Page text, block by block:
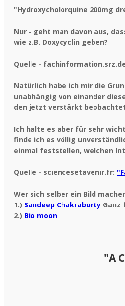
"Hydroxycholorquine 200mg
Nur - geht man davon aus,
wie z.B. Doxycyclin geben?
Quelle -
Natürlich habe ich mir die
unabhängig von einander
den jetzt verstärkt
Ich halte es aber für sehr
finde ich es völlig
einmal feststellen, welchen
Quelle - sciencesetavenir.fr:
Wer sich selber ein Bild
1.) Sandeep Chakraborty Ganz
2.) Bio moon
"A